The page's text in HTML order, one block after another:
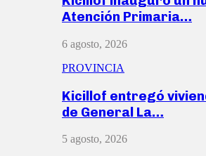
Atención Primaria…
6 agosto, 2026
PROVINCIA
Kicillof entregó
de General La…
5 agosto, 2026